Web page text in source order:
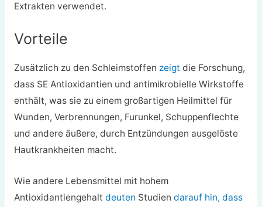
Extrakten verwendet.
Vorteile
Zusätzlich zu den Schleimstoffen zeigt die Forschung,
dass SE Antioxidantien und antimikrobielle Wirkstoffe
enthält, was sie zu einem großartigen Heilmittel für
Wunden, Verbrennungen, Furunkel, Schuppenflechte
und andere äußere, durch Entzündungen ausgelöste
Hautkrankheiten macht.
Wie andere Lebensmittel mit hohem
Antioxidantiengehalt deuten Studien darauf hin, dass